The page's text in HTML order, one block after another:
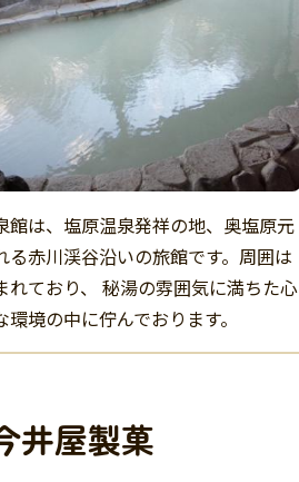
館は、塩原温泉発祥の地、奥塩原元
る赤川渓谷沿いの旅館です。周囲は
れており、 秘湯の雰囲気に満ちた心
境の中に佇んでおります。
井屋製菓